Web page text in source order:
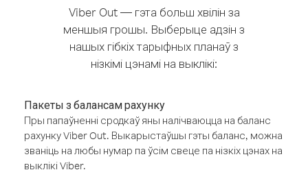
Viber Out — гэта больш хвілін за
меншыя грошы. Выберыце адзін з
нашых гібкіх тарыфных планаў з
нізкімі цэнамі на выклікі:
Пакеты з балансам рахунку
Пры папаўненні сродкаў яны налічваюцца на баланс
рахунку Viber Out. Выкарыстаўшы гэты баланс, можна
званіць на любы нумар па ўсім свеце па нізкіх цэнах на
выклікі Viber.